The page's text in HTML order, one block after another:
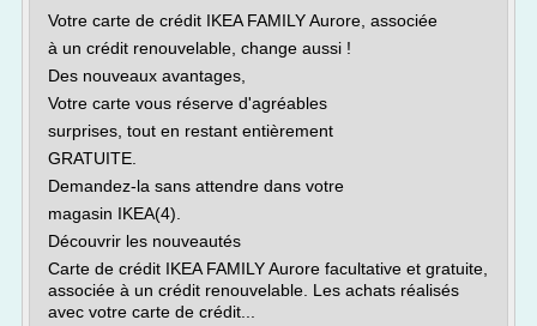
Votre carte de crédit IKEA FAMILY Aurore, associée
à un crédit renouvelable, change aussi !
Des nouveaux avantages,
Votre carte vous réserve d'agréables
surprises, tout en restant entièrement
GRATUITE.
Demandez-la sans attendre dans votre
magasin IKEA(4).
Découvrir les nouveautés
Carte de crédit IKEA FAMILY Aurore facultative et gratuite,
associée à un crédit renouvelable. Les achats réalisés
avec votre carte de crédit...